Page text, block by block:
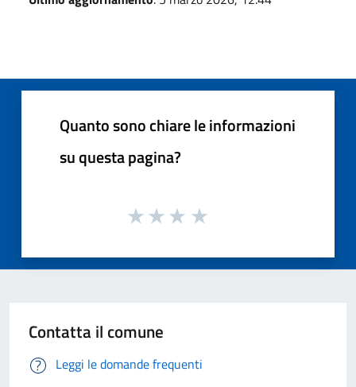
Quanto sono chiare le informazioni
su questa pagina?
Contatta il comune
Leggi le domande frequenti